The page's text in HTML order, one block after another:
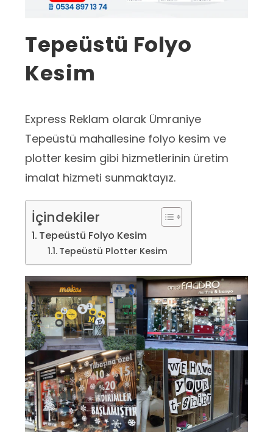
Tepeüstü Folyo
Kesim
Express Reklam olarak Ümraniye
Tepeüstü mahallesine folyo kesim ve
plotter kesim gibi hizmetlerinin üretim
imalat hizmeti sunmaktayız.
İçindekiler
Tepeüstü Folyo Kesim
Tepeüstü Plotter Kesim